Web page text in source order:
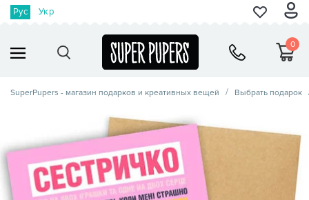
Рус Укр
0
SuperPupers - магазин подарков и креативных вещей Выбрать подарок